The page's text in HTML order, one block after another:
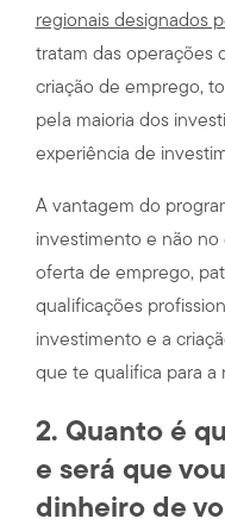
regionais designados
tratam das operações
criação de emprego,
pela maioria dos
experiência de
A vantagem do
investimento e não no
oferta de emprego,
qualificações
investimento e a
que te qualifica para a
2. Quanto é
e será que
dinheiro de